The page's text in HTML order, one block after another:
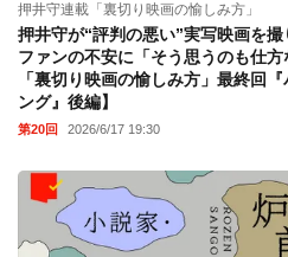
押井守連載「裏切り映画の愉しみ方」
押井守が“評判の悪い”実写映画を撮
ファンの不安に「そう思うのも仕
「裏切り映画の愉しみ方」最終回
ング』後編】
第20回 2026/6/17 19:30